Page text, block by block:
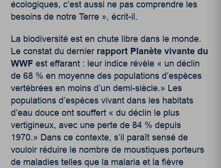
écologiques, c’est aussi ne pas comprendre les
besoins de notre Terre », écrit-il.
La biodiversité est en chute libre dans le monde.
Le constat du dernier rapport Planète vivante du
WWF est effarant : leur indice révèle « un déclin
de 68 % en moyenne des populations d’espèces
vertébrées en moins d’un demi-siècle.» Les
populations d’espèces vivant dans les habitats
d’eau douce ont souffert « du déclin le plus
vertigineux, avec une perte de 84 % depuis
1970.» Dans ce contexte, s’il paraît sensé de
vouloir réduire le nombre de moustiques porteurs
de maladies telles que la malaria et la fièvre